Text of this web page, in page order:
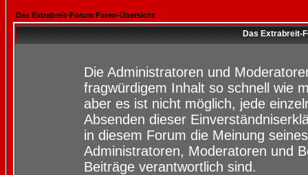
Das Extrabreit-Forum Foren-Übersicht
Das Extrabreit-
Die Administratoren und
fragwürdigem Inhalt so schnell wie
aber es ist nicht möglich, jede
Absenden dieser
in diesem Forum die Meinung
Administratoren, Moderatoren und
Beiträge verantwortlich sind.